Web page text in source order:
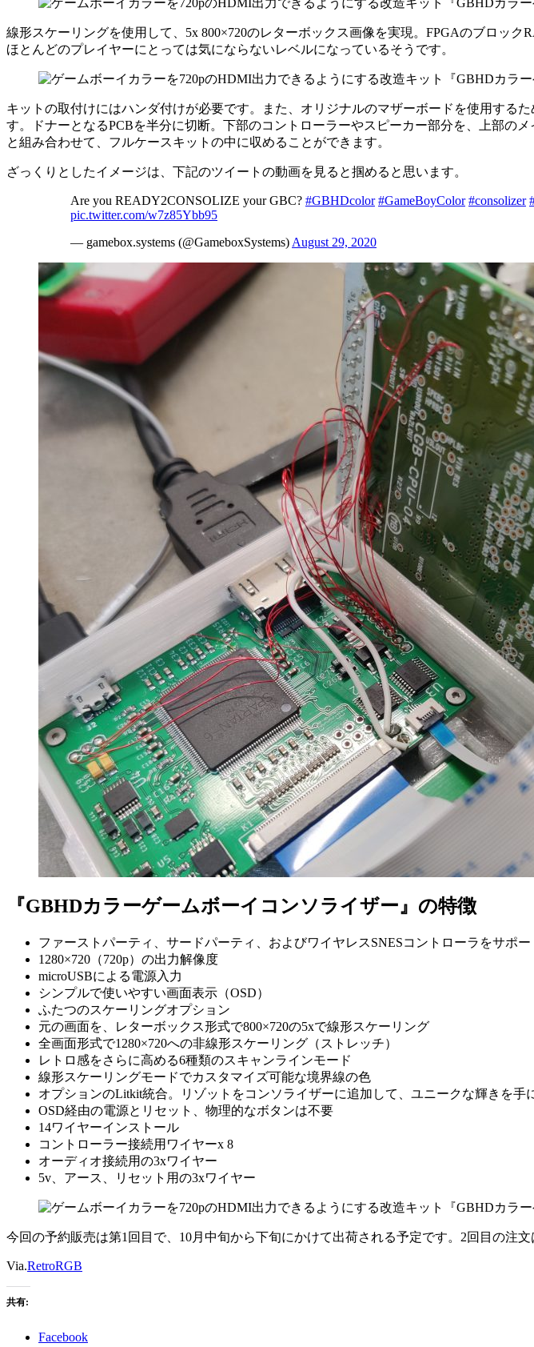
線形スケーリングを使用して、5x 800×720のレターボックス画像を実現。FPGAのブロッ
ほとんどのプレイヤーにとっては気にならないレベルになっているそうです。
キットの取付けにはハンダ付けが必要です。また、オリジナルのマザーボードを使用する
す。ドナーとなるPCBを半分に切断。下部のコントローラーやスピーカー部分を、上部の
と組み合わせて、フルケースキットの中に収めることができます。
ざっくりとしたイメージは、下記のツイートの動画を見ると掴めると思います。
Are you READY2CONSOLIZE your GBC? #GBHDcolor #GameBoyColor #consolizer
pic.twitter.com/w7z85Ybb95
— gamebox.systems (@GameboxSystems) August 29, 2020
『GBHDカラーゲームボーイコンソライザー』の特徴
ファーストパーティ、サードパーティ、およびワイヤレスSNESコントローラをサポ
1280×720（720p）の出力解像度
microUSBによる電源入力
シンプルで使いやすい画面表示（OSD）
ふたつのスケーリングオプション
元の画面を、レターボックス形式で800×720の5xで線形スケーリング
全画面形式で1280×720への非線形スケーリング（ストレッチ）
レトロ感をさらに高める6種類のスキャンラインモード
線形スケーリングモードでカスタマイズ可能な境界線の色
オプションのLitkit統合。リゾットをコンソライザーに追加して、ユニークな輝きを
OSD経由の電源とリセット、物理的なボタンは不要
14ワイヤーインストール
コントローラー接続用ワイヤーx 8
オーディオ接続用の3xワイヤー
5v、アース、リセット用の3xワイヤー
今回の予約販売は第1回目で、10月中旬から下旬にかけて出荷される予定です。2回目の注
Via.RetroRGB
共有:
Facebook